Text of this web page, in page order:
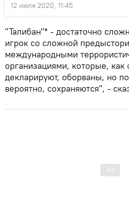
12 июля 2020, 11:45
"Талибан"* - достаточно
игрок со сложной
международными
организациями, которые, как
декларируют, оборваны, но
вероятно, сохраняются", -